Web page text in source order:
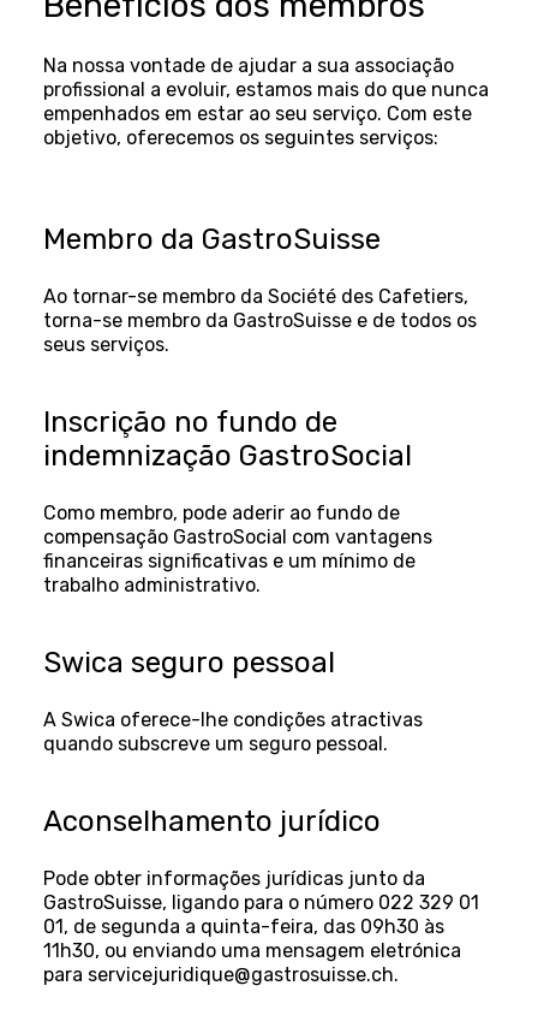
Na nossa vontade de ajudar a sua associação
profissional a evoluir, estamos mais do que nunca
empenhados em estar ao seu serviço. Com este
objetivo, oferecemos os seguintes serviços:
Membro da GastroSuisse
Ao tornar-se membro da Société des Cafetiers,
torna-se membro da GastroSuisse e de todos os
seus serviços.
Inscrição no fundo de
indemnização GastroSocial
Como membro, pode aderir ao fundo de
compensação GastroSocial com vantagens
financeiras significativas e um mínimo de
trabalho administrativo.
Swica seguro pessoal
A Swica oferece-lhe condições atractivas
quando subscreve um seguro pessoal.
Aconselhamento jurídico
Pode obter informações jurídicas junto da
GastroSuisse, ligando para o número 022 329 01
01, de segunda a quinta-feira, das 09h30 às
11h30, ou enviando uma mensagem eletrónica
para servicejuridique@gastrosuisse.ch.